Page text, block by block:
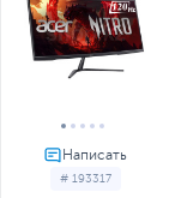
# 193317